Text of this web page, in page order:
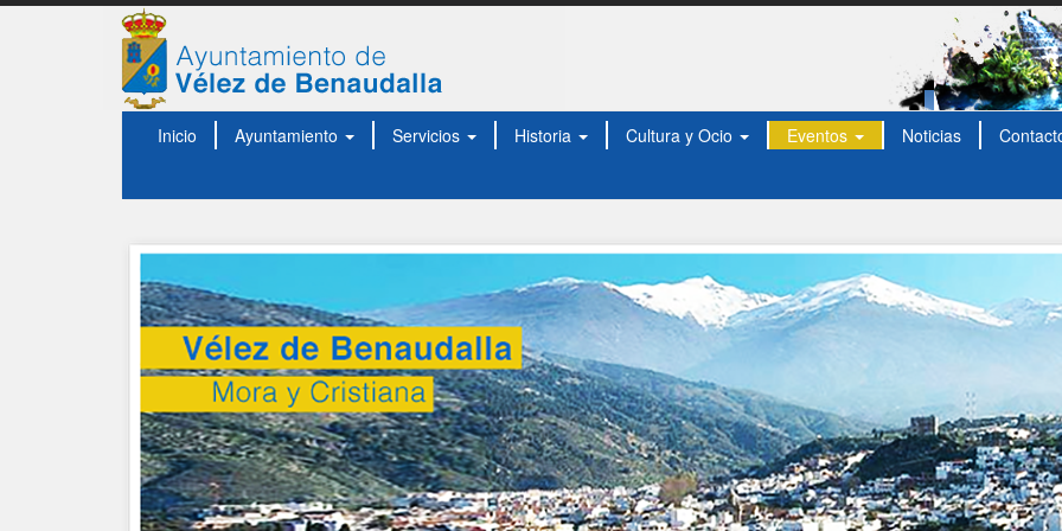
Inicio Ayuntamiento Servicios Historia Cultura y Ocio Eventos Noticias